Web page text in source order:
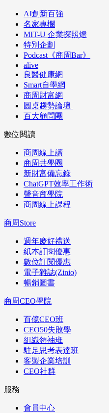
AI創新百強
名家專欄
MIT-U 企業探照燈
特別企劃
Podcast《商周Bar》
alive
良醫健康網
Smart自學網
商周財富網
圓桌趨勢論壇
百大顧問團
數位閱讀
商周線上讀
商周共學圈
新財富備忘錄
ChatGPT效率工作術
聲音商學院
商周線上課程
商周Store
週年慶好禮送
紙本訂閱優惠
數位訂閱優惠
電子雜誌(Zinio)
暢銷圖書
商周CEO學院
百億CEO班
CEO50失敗學
組織領袖班
駐足思考表達班
客製企業培訓
CEO社群
服務
會員中心